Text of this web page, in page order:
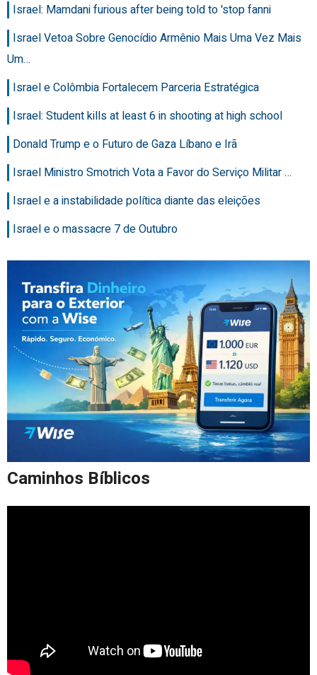
Israel: Mamdani furious after being told to 'stop fanni
Israel Vetoa Sobre Genocídio Armênio Mais Uma Vez Mais
Um…
Israel e Colômbia Fortalecem Parceria Estratégica
Israel: Student kills at least 6 in shooting at high school
Donald Trump e o Futuro de Gaza Líbano e Irã
Israel Ministro Smotrich Vota a Favor do Serviço Militar …
Israel e a instabilidade política diante das eleições
Israel e o massacre 7 de Outubro
Caminhos Bíblicos